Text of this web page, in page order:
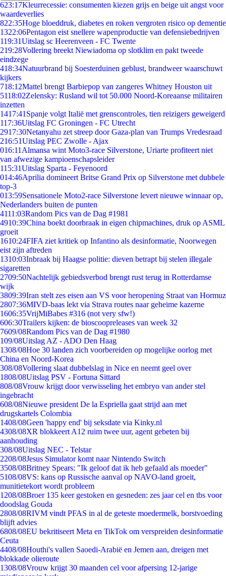
623:17Kleurrecessie: consumenten kiezen grijs en beige uit angst voor
waardeverlies
822:35Hoge bloeddruk, diabetes en roken vergroten risico op dementie
1322:06Pentagon eist snellere wapenproductie van defensiebedrijven
119:31Uitslag sc Heerenveen - FC Twente
219:28Vollering breekt Niewiadoma op slotklim en pakt tweede
eindzege
418:34Natuurbrand bij Soesterduinen geblust, brandweer waarschuwt
kijkers
718:12Mattel brengt Barbiepop van zangeres Whitney Houston uit
5118:02Zelensky: Rusland wil tot 50.000 Noord-Koreaanse militairen
inzetten
1417:41 Spanje volgt Italië met grenscontroles, tien reizigers geweigerd
117:36Uitslag FC Groningen - FC Utrecht
2917:30Netanyahu zet streep door Gaza-plan van Trumps Vredesraad
216:51Uitslag PEC Zwolle - Ajax
016:11 Almansa wint Moto3-race Silverstone, Uriarte profiteert niet
van afwezige kampioenschapsleider
115:31Uitslag Sparta - Feyenoord
014:46Aprilia domineert Britse Grand Prix op Silverstone met dubbele
top-3
013:59Sensationele Moto2-race Silverstone levert nieuwe winnaar op,
Nederlanders buiten de punten
4111:03Random Pics van de Dag #1981
4910:39China boekt doorbraak in eigen chipmachines, druk op ASML
groeit
1610:24FIFA ziet kritiek op Infantino als desinformatie, Noorwegen
eist zijn aftreden
1310:03Inbraak bij Haagse politie: dieven betrapt bij stelen illegale
sigaretten
2709:50Nachtelijk gebiedsverbod brengt rust terug in Rotterdamse
wijk
3809:39Iran stelt zes eisen aan VS voor heropening Straat van Hormuz
2807:36MIVD-baas lekt via Strava routes naar geheime kazerne
1606:35VrijMiBabes #316 (not very sfw!)
606:30Trailers kijken: de bioscoopreleases van week 32
7609/08Random Pics van de Dag #1980
109/08Uitslag AZ - ADO Den Haag
1308/08Hoe 30 landen zich voorbereiden op mogelijke oorlog met
China en Noord-Korea
308/08Vollering slaat dubbelslag in Nice en neemt geel over
1808/08Uitslag PSV - Fortuna Sittard
808/08Vrouw krijgt door verwisseling het embryo van ander stel
ingebracht
608/08Nieuwe president De la Espriella gaat strijd aan met
drugskartels Colombia
1408/08Geen 'happy end' bij seksdate via Kinky.nl
4308/08XR blokkeert A12 ruim twee uur, agent gebeten bij
aanhouding
308/08Uitslag NEC - Telstar
2208/08Jesus Simulator komt naar Nintendo Switch
3508/08Britney Spears: "Ik geloof dat ik heb gefaald als moeder"
5108/08VS: kans op Russische aanval op NAVO-land groeit,
munitietekort wordt probleem
1208/08Broer 135 keer gestoken en gesneden: zes jaar cel en tbs voor
doodslag Gouda
2808/08RIVM vindt PFAS in al de geteste moedermelk, borstvoeding
blijft advies
6808/08EU bekritiseert Meta en TikTok om verspreiden desinformatie
Ceuta
4408/08Houthi's vallen Saoedi-Arabië en Jemen aan, dreigen met
blokkade olieroute
1308/08Vrouw krijgt 30 maanden cel voor afpersing 12-jarige